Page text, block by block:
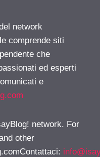
network
comprende siti
che
ed esperti
e
network. For
other
: